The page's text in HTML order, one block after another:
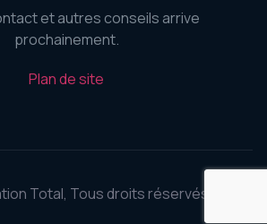
et autres conseils arrive
prochainement.
Plan de site
Total, Tous droits réservés.